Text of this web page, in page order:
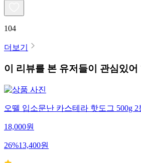
104
더보기
이 리뷰를 본 유저들이 관심있어
오뗄 입소문난 카스테라 핫도그 500g 2
18,000원
26%13,400원